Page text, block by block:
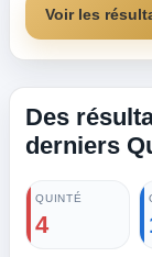
Voir les
Des
derniers
QUINTÉ
4